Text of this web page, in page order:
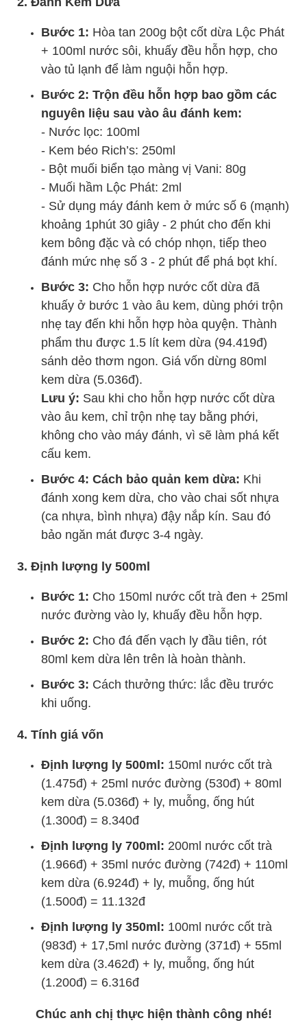
Bước 1: Hòa tan 200g bột cốt dừa Lộc Phát
+ 100ml nước sôi, khuấy đều hỗn hợp, cho
vào tủ lạnh để làm nguội hỗn hợp.
Bước 2: Trộn đều hỗn hợp bao gồm các
nguyên liệu sau vào âu đánh kem:
- Nước lọc: 100ml
- Kem béo Rich’s: 250ml
- Bột muối biển tạo màng vị Vani: 80g
- Muối hầm Lộc Phát: 2ml
- Sử dụng máy đánh kem ở mức số 6 (mạnh)
khoảng 1phút 30 giây - 2 phút cho đến khi
kem bông đặc và có chóp nhọn, tiếp theo
đánh mức nhẹ số 3 - 2 phút để phá bọt khí.
Bước 3: Cho hỗn hợp nước cốt dừa đã
khuấy ở bước 1 vào âu kem, dùng phới trộn
nhẹ tay đến khi hỗn hợp hòa quyện. Thành
phẩm thu được 1.5 lít kem dừa (94.419đ)
sánh dẻo thơm ngon. Giá vốn dừng 80ml
kem dừa (5.036đ).
Lưu ý: Sau khi cho hỗn hợp nước cốt dừa
vào âu kem, chỉ trộn nhẹ tay bằng phới,
không cho vào máy đánh, vì sẽ làm phá kết
cấu kem.
Bước 4: Cách bảo quản kem dừa: Khi
đánh xong kem dừa, cho vào chai sốt nhựa
(ca nhựa, bình nhựa) đậy nắp kín. Sau đó
bảo ngăn mát được 3-4 ngày.
3. Định lượng ly 500ml
Bước 1: Cho 150ml nước cốt trà đen + 25ml
nước đường vào ly, khuấy đều hỗn hợp.
Bước 2: Cho đá đến vạch ly đầu tiên, rót
80ml kem dừa lên trên là hoàn thành.
Bước 3: Cách thưởng thức: lắc đều trước
khi uống.
4. Tính giá vốn
Định lượng ly 500ml: 150ml nước cốt trà
(1.475đ) + 25ml nước đường (530đ) + 80ml
kem dừa (5.036đ) + ly, muỗng, ống hút
(1.300đ) = 8.340đ
Định lượng ly 700ml: 200ml nước cốt trà
(1.966đ) + 35ml nước đường (742đ) + 110ml
kem dừa (6.924đ) + ly, muỗng, ống hút
(1.500đ) = 11.132đ
Định lượng ly 350ml: 100ml nước cốt trà
(983đ) + 17,5ml nước đường (371đ) + 55ml
kem dừa (3.462đ) + ly, muỗng, ống hút
(1.200đ) = 6.316đ
Chúc anh chị thực hiện thành công nhé!